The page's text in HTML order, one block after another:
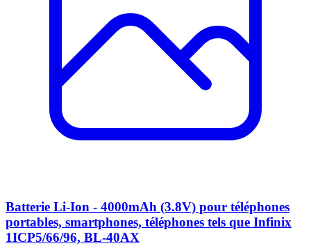
Batterie Li-Ion - 4000mAh (3.8V) pour téléphones
portables, smartphones, téléphones tels que Infinix
1ICP5/66/96, BL-40AX